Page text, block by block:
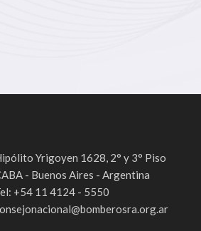
Yrigoyen 1628, 2° y 3° Piso
- Buenos Aires - Argentina
+54 11 4124 - 5550